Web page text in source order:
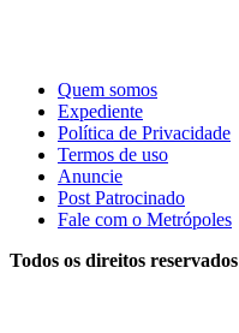
Quem somos
Expediente
Política de Privacidade
Termos de uso
Anuncie
Post Patrocinado
Fale com o Metrópoles
Todos os direitos reservados